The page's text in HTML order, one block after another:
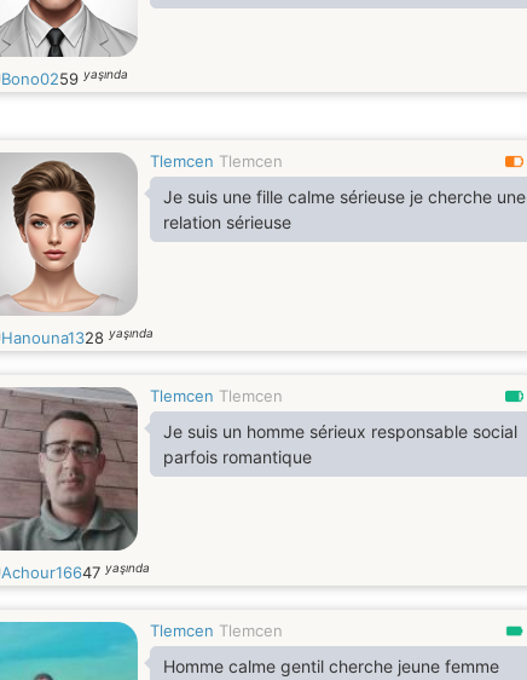
Bono0259 yaşında
Tlemcen Tlemcen
Je suis une fille calme sérieuse je cherche une
relation sérieuse
Hanouna1328 yaşında
Tlemcen Tlemcen
Je suis un homme sérieux responsable social
parfois romantique
Achour16647 yaşında
Tlemcen Tlemcen
Homme calme gentil cherche jeune femme